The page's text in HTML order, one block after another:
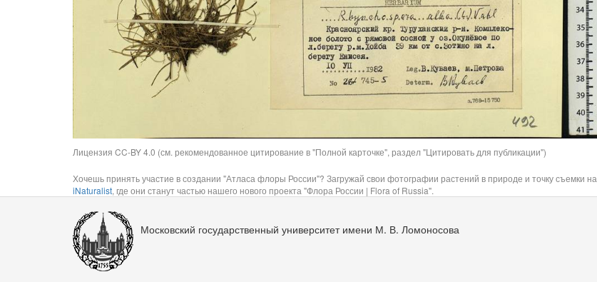
Лицензия CC-BY 4.0 (см. рекомендованное цитирование в "Полной карточке", раздел "Цитировать для публикации")
Хочешь принять участие в создании "Атласа флоры России"? Загружай свои фотографии растений в природе и точку съемки на
iNaturalist, где они станут частью нашего нового проекта "Флора России | Flora of Russia".
Московский государственный университет имени М. В. Ломоносова